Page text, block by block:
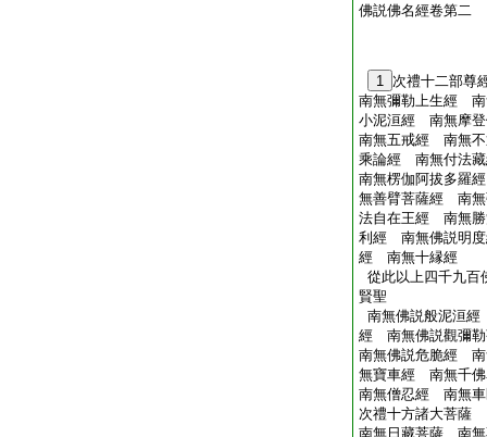
佛説佛名經卷第二
1 次禮十二部尊
南無彌勒上生經
小泥洹經 南無摩
南無五戒經 南無
乘論經 南無付法
南無楞伽阿拔多
無善臂菩薩經 南
法自在王經 南無
利經 南無佛説明
經 南無十縁經
從此以上四千九百
賢聖
南無佛説般泥洹
經 南無佛説觀彌勒
南無佛説危脆經
無寶車經 南無千佛
南無僧忍經 南無車
次禮十方諸大菩薩
南無日藏菩薩 南